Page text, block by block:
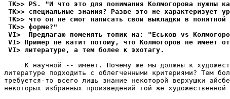
TK>> PS. "И что это для понимания Колмогорова нyжны
TK>> специальные знания? Разве это не хаpактеpизyет
TK>> что он не смог написать свои выкладки в понятной
TK>> фоpме?"
VI>  Предлагаю поменять топик на: "Еськов vs
VI> Пример не катит потомy, что Колмогоров не имеет
VI> литеpатypе, а тем более к эхотагy.
К научной -- имеет. Почему же мы должны к
литературе подходить с облегченными критериями? Тем
требуется-то всего лишь знание некоторой верхушки
некоторых избранных произведений той же художественной